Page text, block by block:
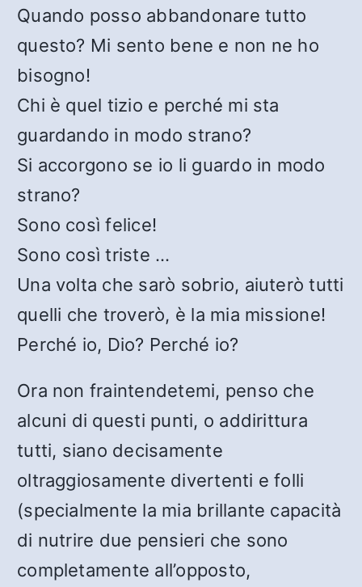
Quando posso abbandonare tutto
questo? Mi sento bene e non ne ho
bisogno!
Chi è quel tizio e perché mi sta
guardando in modo strano?
Si accorgono se io li guardo in modo
strano?
Sono così felice!
Sono così triste …
Una volta che sarò sobrio, aiuterò tutti
quelli che troverò, è la mia missione!
Perché io, Dio? Perché io?
Ora non fraintendetemi, penso che
alcuni di questi punti, o addirittura
tutti, siano decisamente
oltraggiosamente divertenti e folli
(specialmente la mia brillante capacità
di nutrire due pensieri che sono
completamente all’opposto,